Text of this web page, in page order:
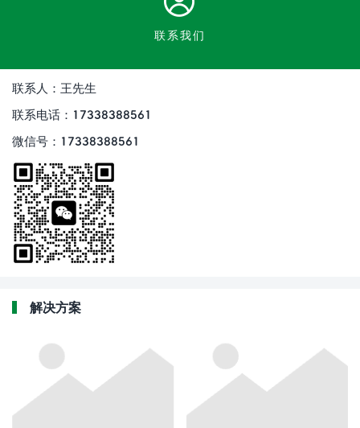
联系我们
联系人：王先生
联系电话：17338388561
微信号：17338388561
解决方案